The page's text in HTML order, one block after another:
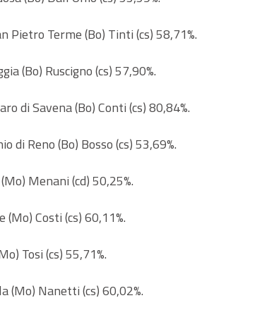
Pietro Terme (Bo) Tinti (cs) 58,71%.
(Bo) Ruscigno (cs) 57,90%.
di Savena (Bo) Conti (cs) 80,84%.
di Reno (Bo) Bosso (cs) 53,69%.
Menani (cd) 50,25%.
(Mo) Costi (cs) 60,11%.
Tosi (cs) 55,71%.
(Mo) Nanetti (cs) 60,02%.